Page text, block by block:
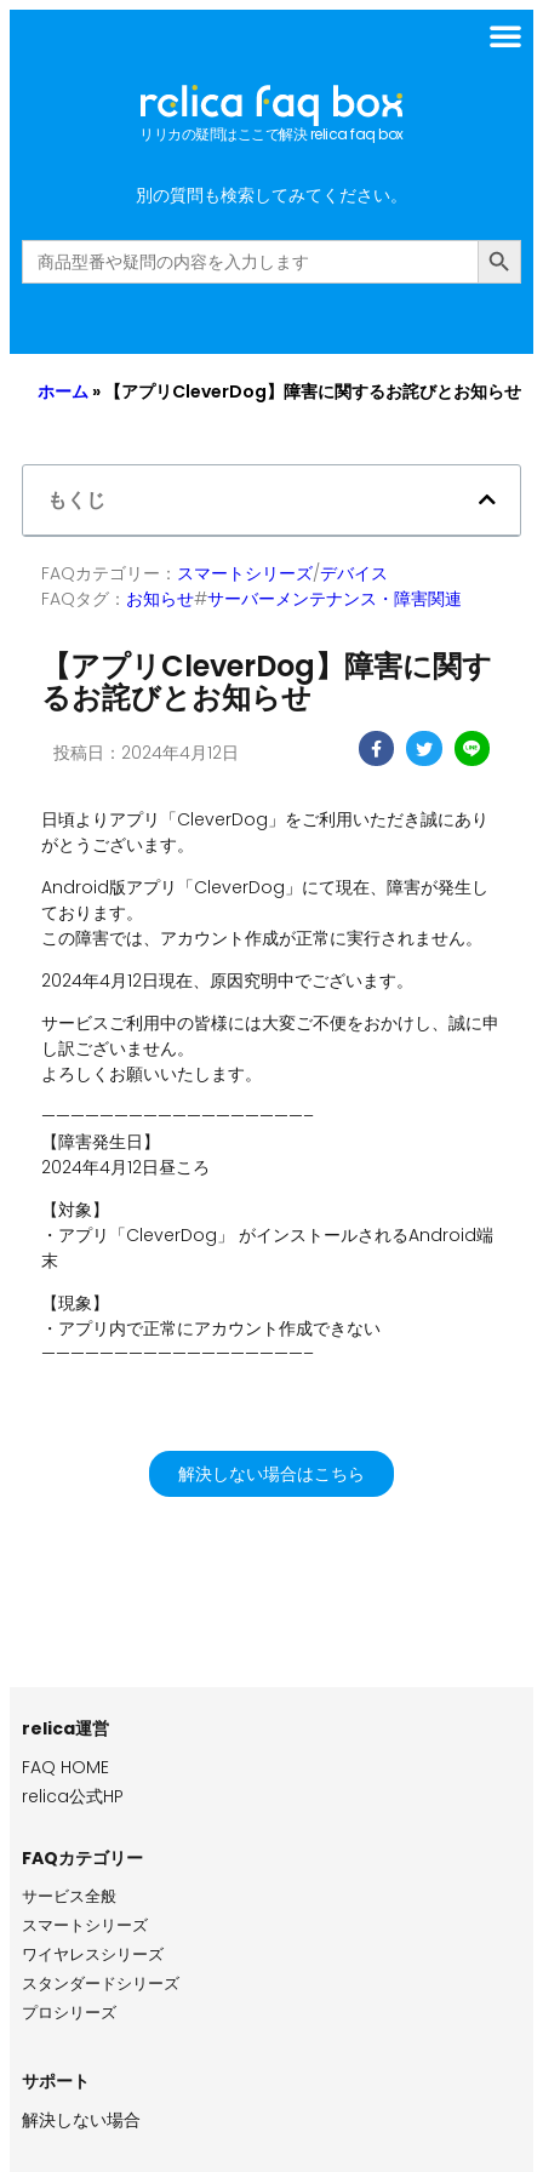
リリカの疑問はここで解決 relica faq box
別の質問も検索してみてください。
Search
for:
Search Button
ホーム » 【アプリCleverDog】障害に関するお詫びとお知らせ
もくじ
FAQカテゴリー： スマートシリーズ/デバイス
FAQタグ： お知らせ#サーバーメンテナンス・障害関連
【アプリCleverDog】障害に関す
るお詫びとお知らせ
投稿日：2024年4月12日
日頃よりアプリ「CleverDog」をご利用いただき誠にあり
がとうございます。
Android版アプリ「CleverDog」にて現在、障害が発生し
ております。
この障害では、アカウント作成が正常に実行されません。
2024年4月12日現在、原因究明中でございます。
サービスご利用中の皆様には大変ご不便をおかけし、誠に申
し訳ございません。
よろしくお願いいたします。
——————————————————–
【障害発生日】
2024年4月12日昼ころ
【対象】
・アプリ「CleverDog」 がインストールされるAndroid端
末
【現象】
・アプリ内で正常にアカウント作成できない
——————————————————–
解決しない場合はこちら
relica運営
FAQ HOME
relica公式HP
FAQカテゴリー
サービス全般
スマートシリーズ
ワイヤレスシリーズ
スタンダードシリーズ
プロシリーズ
サポート
解決しない場合